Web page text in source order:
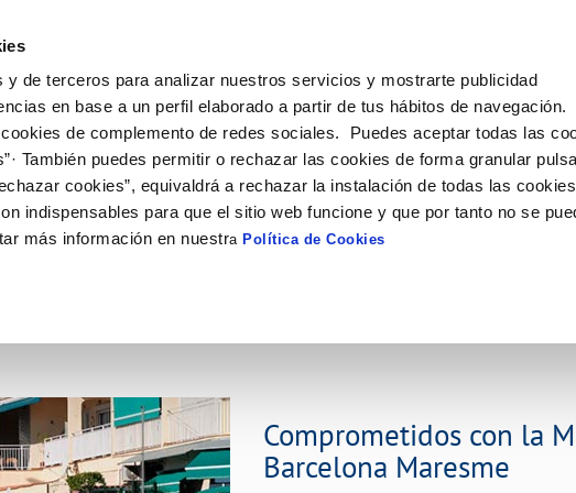
y de terceros para analizar nuestros servicios y mostrarte publicidad
en base a un perfil elaborado a partir de tus hábitos de navegación.
de complemento de redes sociales. Puedes aceptar todas las
También puedes permitir o rechazar las cookies de forma granular
cookies”, equivaldrá a rechazar la instalación de todas las cookies
indispensables para que el sitio web funcione y que por tanto no se
más información en nuestra Política de Cookies
de titular
de suministro
MODIFICACIÓN DE DATOS
Actualizar datos bancarios
Actualizar datos de domicilio
VER TODAS LAS GESTIONES
Tu Servicio
AL CLIENTE
contacto
interés
y afectaciones
COMPROMISO DE SERVICIO
Carta de compromisos
Customer Counsel (Defensa del cliente)
Tu Agua
del agua
CUIDADOS DEL AGUA
Consejos de ahorro
Conócenos
CONDUCTA
DE GESTIÓN Y CERTIFICADOS
PERFIL DEL CONTRATANTE
Plataforma de contratación del sector
público
Licitaciones en curso
Nuestros
Comprometidos con la
Barcelona Maresme